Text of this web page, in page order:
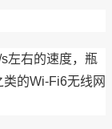
左右的速度，瓶
的Wi-Fi6无线网